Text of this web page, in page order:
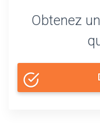
Obtenez